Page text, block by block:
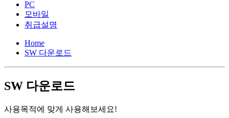
PC
모바일
취급설명
Home
SW 다운로드
SW 다운로드
사용목적에 맞게 사용해보세요!